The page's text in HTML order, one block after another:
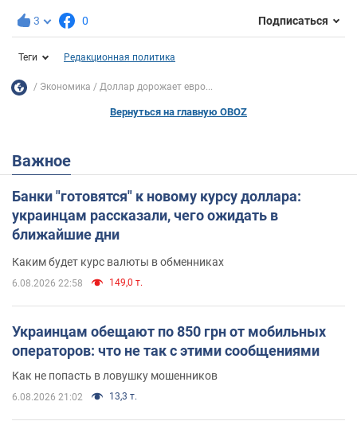
3 0 Подписаться
Теги Редакционная политика
Экономика Доллар дорожает евро...
Вернуться на главную OBOZ
Важное
Банки "готовятся" к новому курсу доллара:
украинцам рассказали, чего ожидать в
ближайшие дни
Каким будет курс валюты в обменниках
6.08.2026 22:58 149,0 т.
Украинцам обещают по 850 грн от мобильных
операторов: что не так с этими сообщениями
Как не попасть в ловушку мошенников
6.08.2026 21:02 13,3 т.